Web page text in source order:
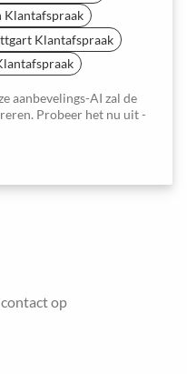
Klantafspraak
Klantafspraak
aanbevelings-AI zal de
Probeer het nu uit -
op